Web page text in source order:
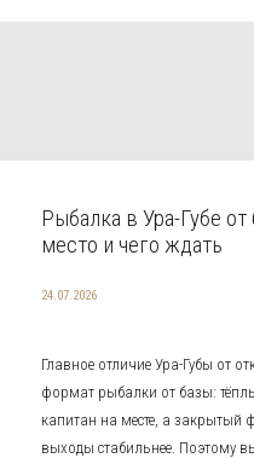
Рыбалка в Ура-Губе
место и чего ждать
24.07.2026
Главное отличие Ура-Губы от
формат рыбалки от базы:
капитан на месте, а закрытый
выходы стабильнее. Поэтому